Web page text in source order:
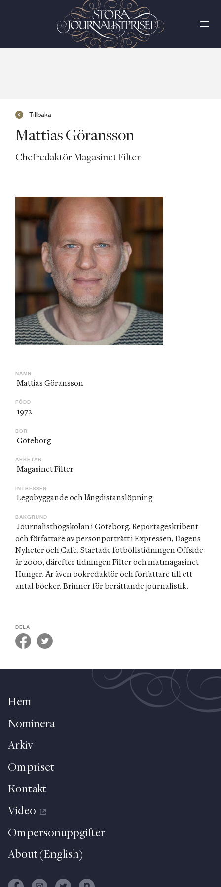
Mattias Göransson
Chefredaktör Magasinet Filter
NAMN
Mattias Göransson
FÖDD
1972
BOR
Göteborg
ARBETAR
Magasinet Filter
INTRESSEN
Legobyggande och långdistanslöpning
BAKGRUND
och författare av personporträtt i Expressen, Dagens
Nyheter och Café. Startade fotbollstidningen Offside
år 2000, därefter tidningen Filter och matmagasinet
Hunger. Är även bokredaktör och författare till ett
antal böcker. Brinner för berättande journalistik.
Tillbaka
DELA
Hem
Nominera
Arkiv
Om priset
Kontakt
Video
Om personuppgifter
About (English)